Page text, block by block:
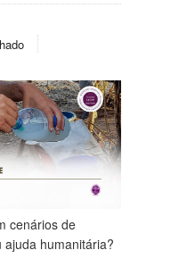
cenários de
humanitária?